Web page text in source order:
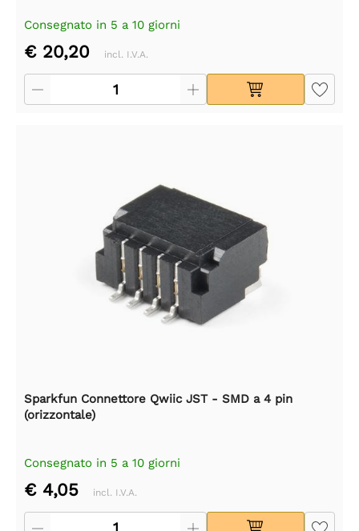
Consegnato in 5 a 10 giorni
€ 20,20 incl. I.V.A.
Sparkfun Connettore Qwiic JST - SMD a 4 pin
(orizzontale)
Consegnato in 5 a 10 giorni
€ 4,05 incl. I.V.A.